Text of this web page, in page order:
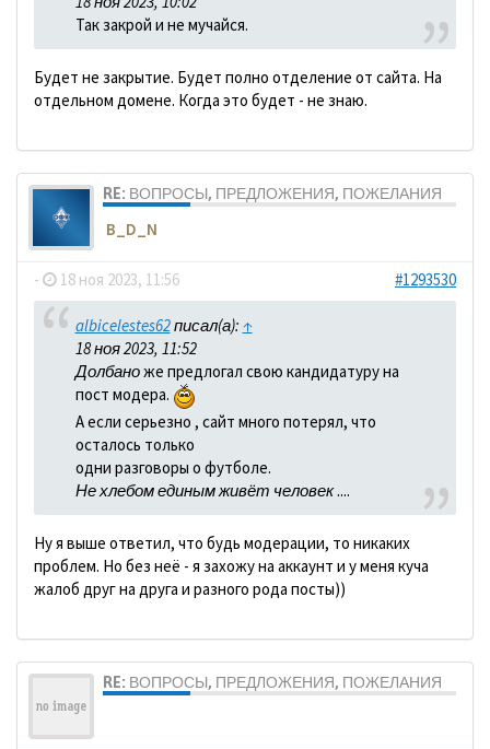
Так закрой и не мучайся.
Будет не закрытие. Будет полно отделение от сайта. На
отдельном домене. Когда это будет - не знаю.
RE: ВОПРОСЫ, ПРЕДЛОЖЕНИЯ, ПОЖЕЛАНИЯ
B_D_N
- 18 ноя 2023, 11:56 #1293530
albicelestes62писал(а): ↑
18 ноя 2023, 11:52
Долбаноже предлогал свою кандидатуру на
пост модера.
А если серьезно , сайт много потерял, что
осталось только
одни разговоры о футболе.
Не хлебом единым живёт человек....
Ну я выше ответил, что будь модерации, то никаких
проблем. Но без неё - я захожу на аккаунт и у меня куча
жалоб друг на друга и разного рода посты))
RE: ВОПРОСЫ, ПРЕДЛОЖЕНИЯ, ПОЖЕЛАНИЯ